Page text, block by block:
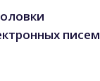
писем